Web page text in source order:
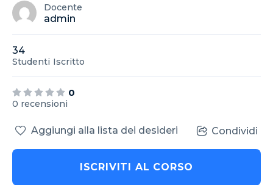
Docente
admin
34
Studenti Iscritto
0
0 recensioni
Aggiungi alla lista dei desideri Condividi
ISCRIVITI AL CORSO